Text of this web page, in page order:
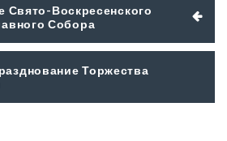
Свято-Воскресенского
Собора
Торжества